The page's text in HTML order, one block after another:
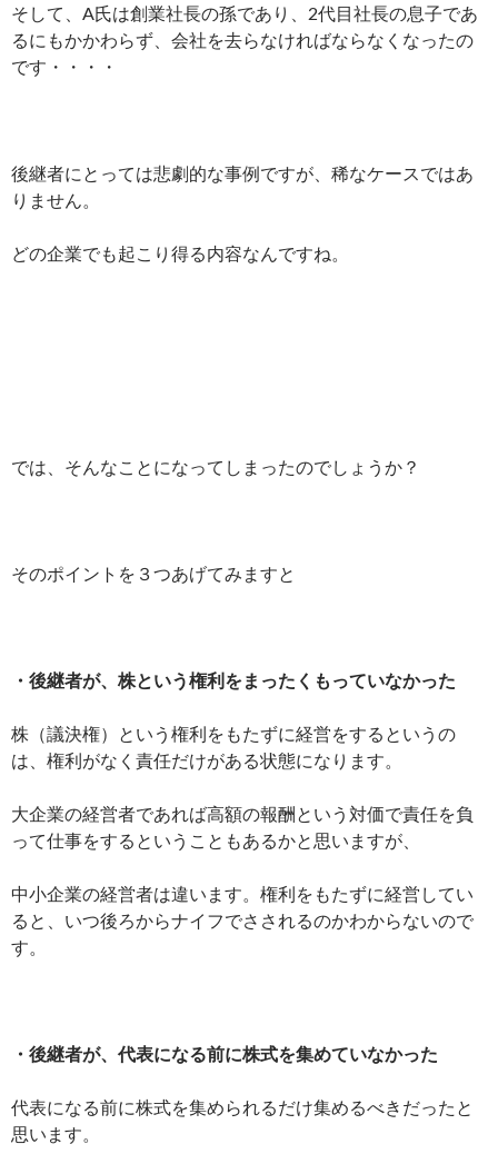
そして、A氏は創業社長の孫であり、2代目社長の息子であ
るにもかかわらず、会社を去らなければならなくなったの
です・・・・
後継者にとっては悲劇的な事例ですが、稀なケースではあ
りません。
どの企業でも起こり得る内容なんですね。
では、そんなことになってしまったのでしょうか？
そのポイントを３つあげてみますと
・後継者が、株という権利をまったくもっていなかった
株（議決権）という権利をもたずに経営をするというの
は、権利がなく責任だけがある状態になります。
大企業の経営者であれば高額の報酬という対価で責任を負
って仕事をするということもあるかと思いますが、
中小企業の経営者は違います。権利をもたずに経営してい
ると、いつ後ろからナイフでさされるのかわからないので
す。
・後継者が、代表になる前に株式を集めていなかった
代表になる前に株式を集められるだけ集めるべきだったと
思います。